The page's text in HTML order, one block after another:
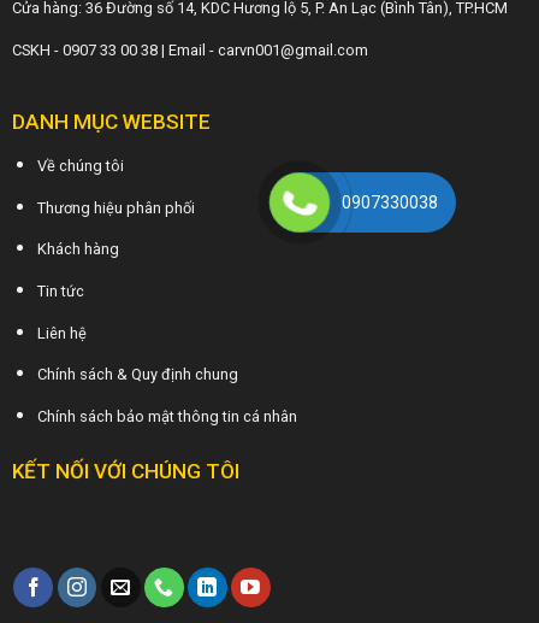
Cửa hàng: 36 Đường số 14, KDC Hương lộ 5, P. An Lạc (Bình Tân), TP.HCM
CSKH - 0907 33 00 38 | Email - carvn001@gmail.com
DANH MỤC WEBSITE
Về chúng tôi
Thương hiệu phân phối
Khách hàng
Tin tức
Liên hệ
Chính sách & Quy định chung
Chính sách bảo mật thông tin cá nhân
KẾT NỐI VỚI CHÚNG TÔI
0907330038